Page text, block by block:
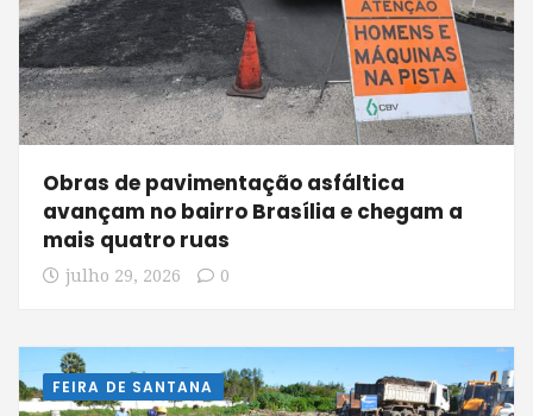
Obras de pavimentação asfáltica
avançam no bairro Brasília e chegam a
mais quatro ruas
julho 29, 2026 0
FEIRA DE SANTANA